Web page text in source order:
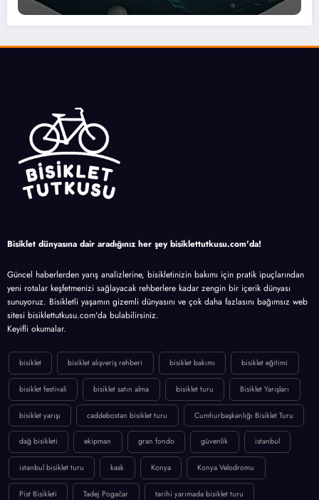
Bisiklet dünyasına dair aradığınız her şey bisiklettutkusu.com'da!
Güncel haberlerden yarış analizlerine, bisikletinizin bakımı için pratik ipuçlarından
yeni rotalar keşfetmenizi sağlayacak rehberlere kadar zengin bir içerik dünyası
sunuyoruz. Bisikletli yaşamın gizemli dünyasını ve çok daha fazlasını bağımsız web
sitesi bisiklettutkusu.com'da bulabilirsiniz.
Keyifli okumalar.
bisiklet bisiklet alışveriş rehberi bisiklet bakımı bisiklet eğitimi
bisiklet festivali bisiklet satın alma bisiklet turu Bisiklet Yarışları
bisiklet yarışı caddebostan bisiklet turu Cumhurbaşkanlığı Bisiklet Turu
dağ bisikleti ekipman gran fondo güvenlik istanbul
istanbul bisiklet turu kask Konya Konya Velodromu
Pist Bisikleti Tadej Pogačar tarihi yarımada bisiklet turu